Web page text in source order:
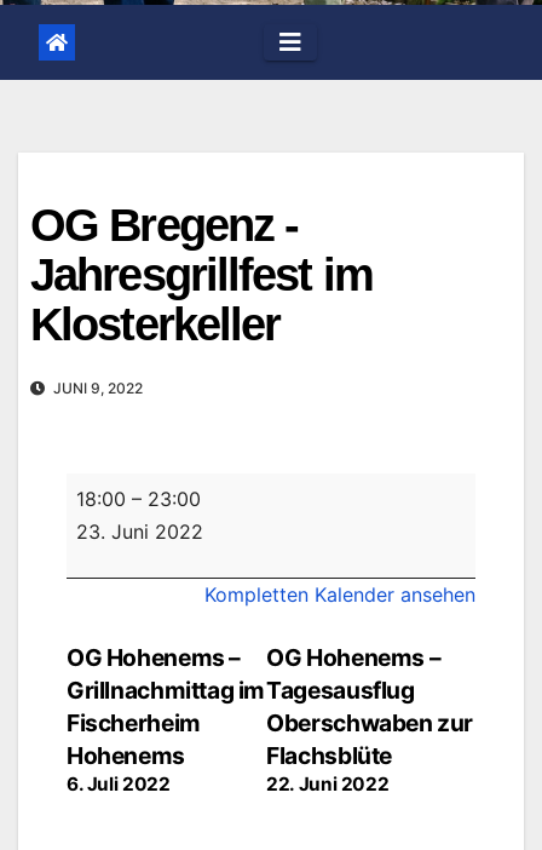
OG Bregenz -
Jahresgrillfest im
Klosterkeller
JUNI 9, 2022
OG
Bregenz
Jahresgrillfest
Klosterkeller
18:00 – 23:00
23. Juni 2022
Kompletten Kalender ansehen
BeitragsnavigationOG Hohenems –
Tagesausflug
Oberschwaben zur
Flachsblüte
22. Juni 2022
OG Hohenems –
Grillnachmittag im
Fischerheim
Hohenems
6. Juli 2022